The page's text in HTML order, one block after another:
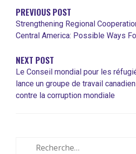
L'ARTICLE
PREVIOUS POST
Strengthening Regional
Central America: Possible Ways
NEXT POST
Le Conseil mondial pour les
lance un groupe de travail
contre la corruption mondiale